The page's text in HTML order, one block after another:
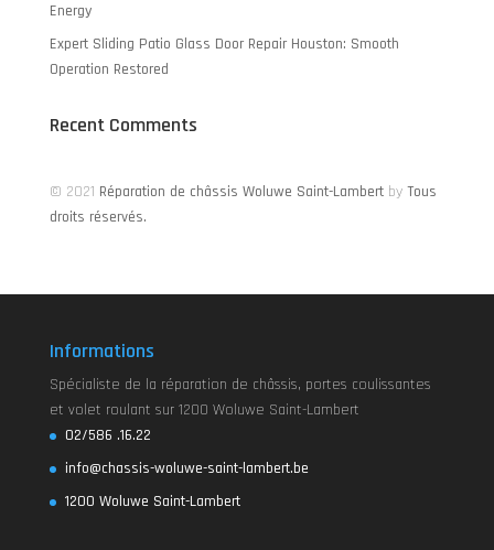
Energy
Expert Sliding Patio Glass Door Repair Houston: Smooth
Operation Restored
Recent Comments
© 2021 Réparation de châssis Woluwe Saint-Lambertby Tous
droits réservés.
Informations
Spécialiste de la réparation de châssis, portes coulissantes
et volet roulant sur 1200 Woluwe Saint-Lambert
02/586 .16.22
info@chassis-woluwe-saint-lambert.be
1200 Woluwe Saint-Lambert